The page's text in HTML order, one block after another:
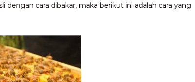
cara dibakar, maka berikut ini adalah cara yang